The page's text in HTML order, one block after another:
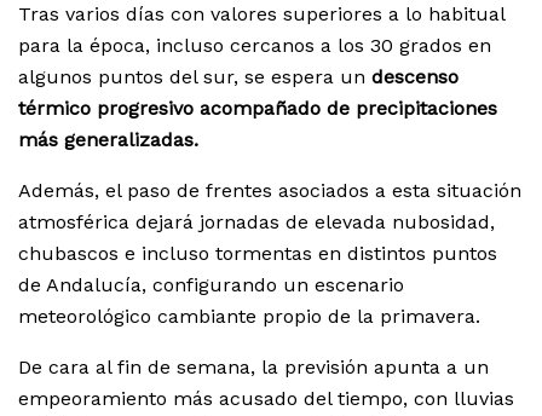
Tras varios días con valores superiores a lo habitual
para la época, incluso cercanos a los 30 grados en
algunos puntos del sur, se espera un descenso
térmico progresivo acompañado de precipitaciones
más generalizadas.
Además, el paso de frentes asociados a esta situación
atmosférica dejará jornadas de elevada nubosidad,
chubascos e incluso tormentas en distintos puntos
de Andalucía, configurando un escenario
meteorológico cambiante propio de la primavera.
De cara al fin de semana, la previsión apunta a un
empeoramiento más acusado del tiempo, con lluvias